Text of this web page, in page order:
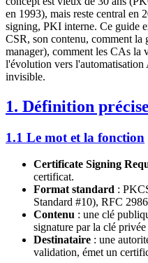
en 1993), mais reste central
signing, PKI interne. Ce guide
CSR, son contenu, comment la
manager), comment les CAs la
l'évolution vers
invisible.
1. Définition précise
1.1 Le mot et la fonction
Certificate Signing
certificat.
Format standard :
Standard #10), RFC
Contenu : une clé
signature par la clé
Destinataire : une
validation, émet un